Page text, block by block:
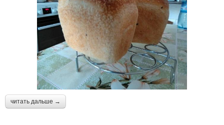
читать дальше →